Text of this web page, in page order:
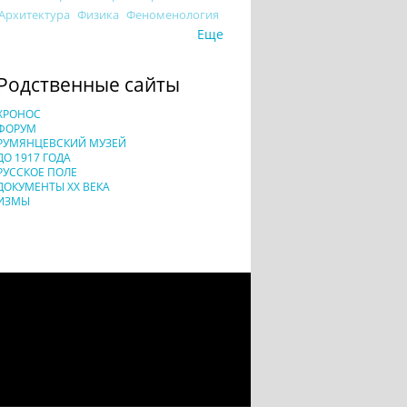
Физика Феноменология
Еще
сайты
МУЗЕЙ
1917 ГОДА
ПОЛЕ
XX ВЕКА